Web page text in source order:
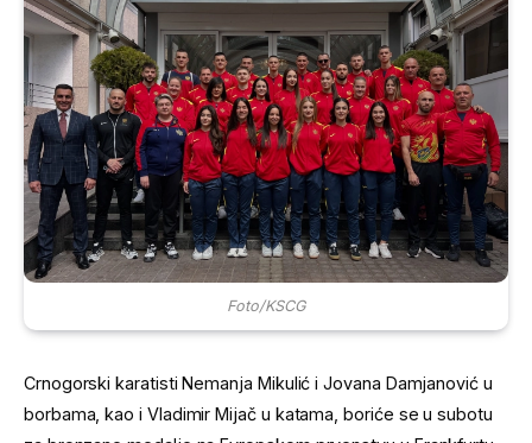
Foto/KSCG
Crnogorski karatisti Nemanja Mikulić i Jovana Damjanović u
borbama, kao i Vladimir Mijač u katama, boriće se u subotu